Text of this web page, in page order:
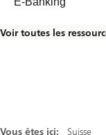
Voir toutes les
Vous êtes ici: Suisse